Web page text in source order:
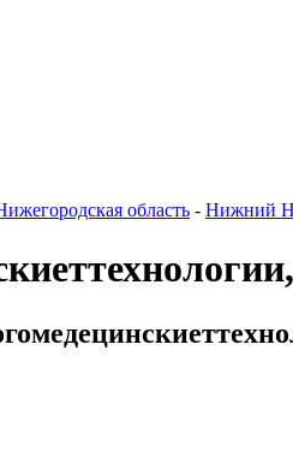
область - Нижний